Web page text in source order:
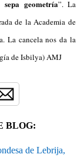
sepa geometría”. La
de la Academia de
La cancela nos da la
de Isbilya) AMJ
BLOG:
de Lebrija,